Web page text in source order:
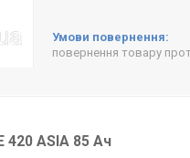
повернення товару
420 ASIA 85 Ач